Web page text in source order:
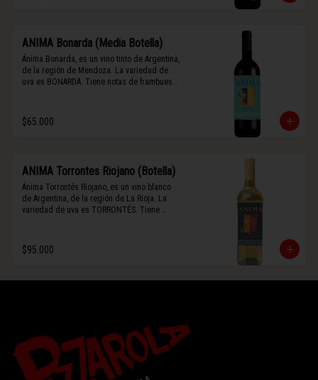
ANIMA Bonarda (Media Botella)
Ánima Bonarda, es un vino tinto de Argentina,
de la región de Mendoza. La variedad de
uva es BONARDA. Tiene notas de frambuesa
por barrica por 3 meses.
$65.000
ANIMA Torrontes Riojano (Botella)
Ánima Torrontés Riojano, es un vino blanco
de Argentina, de la región de La Rioja. La
variedad de uva es TORRONTÉS. Tiene
$95.000